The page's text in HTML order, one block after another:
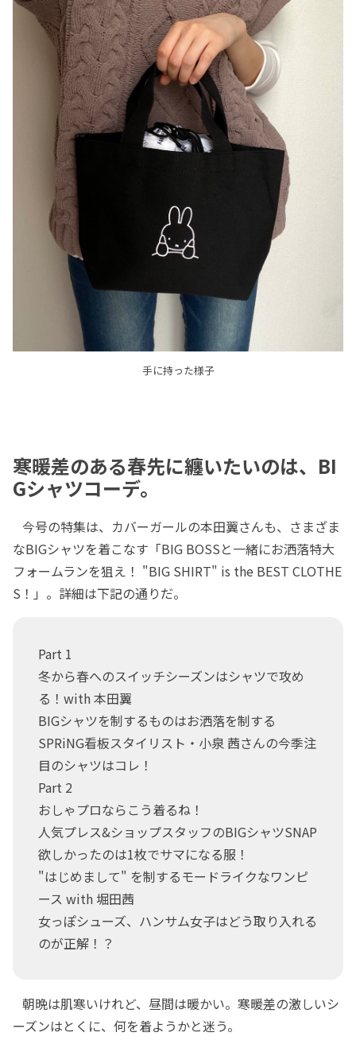
手に持った様子
寒暖差のある春先に纏いたいのは、BI
Gシャツコーデ。
今号の特集は、カバーガールの本田翼さんも、さまざま
なBIGシャツを着こなす「BIG BOSSと一緒にお洒落特大
フォームランを狙え！ "BIG SHIRT" is the BEST CLOTHE
S！」。詳細は下記の通りだ。
Part 1
冬から春へのスイッチシーズンはシャツで攻め
る！with 本田翼
BIGシャツを制するものはお洒落を制する
SPRiNG看板スタイリスト・小泉 茜さんの今季注
目のシャツはコレ！
Part 2
おしゃプロならこう着るね！
人気プレス&ショップスタッフのBIGシャツSNAP
欲しかったのは1枚でサマになる服！
"はじめまして" を制するモードライクなワンピ
ース with 堀田茜
女っぽシューズ、ハンサム女子はどう取り入れる
のが正解！？
朝晩は肌寒いけれど、昼間は暖かい。寒暖差の激しいシ
ーズンはとくに、何を着ようかと迷う。